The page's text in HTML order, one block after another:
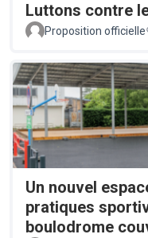
Luttons contre
Proposition officielle
Un nouvel
pratiques
boulodrome